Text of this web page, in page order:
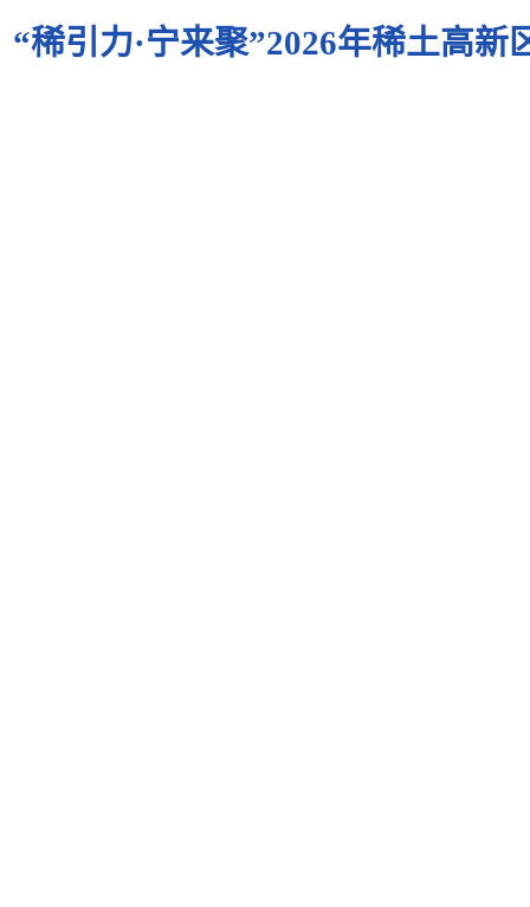
“稀引力·宁来聚”2026年稀土高